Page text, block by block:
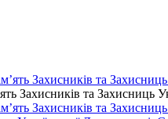
Захисників та Захисниць